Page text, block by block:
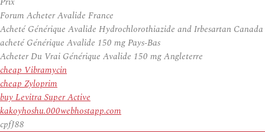
Forum Acheter Avalide France
Acheté Générique Avalide Hydrochlorothiazide and Irbesartan Canada
acheté Générique Avalide 150 mg Pays-Bas
Acheter Du Vrai Générique Avalide 150 mg Angleterre
cheap Vibramycin
cheap Zyloprim
buy Levitra Super Active
kakoyhoshu.000webhostapp.com
cpfJ88